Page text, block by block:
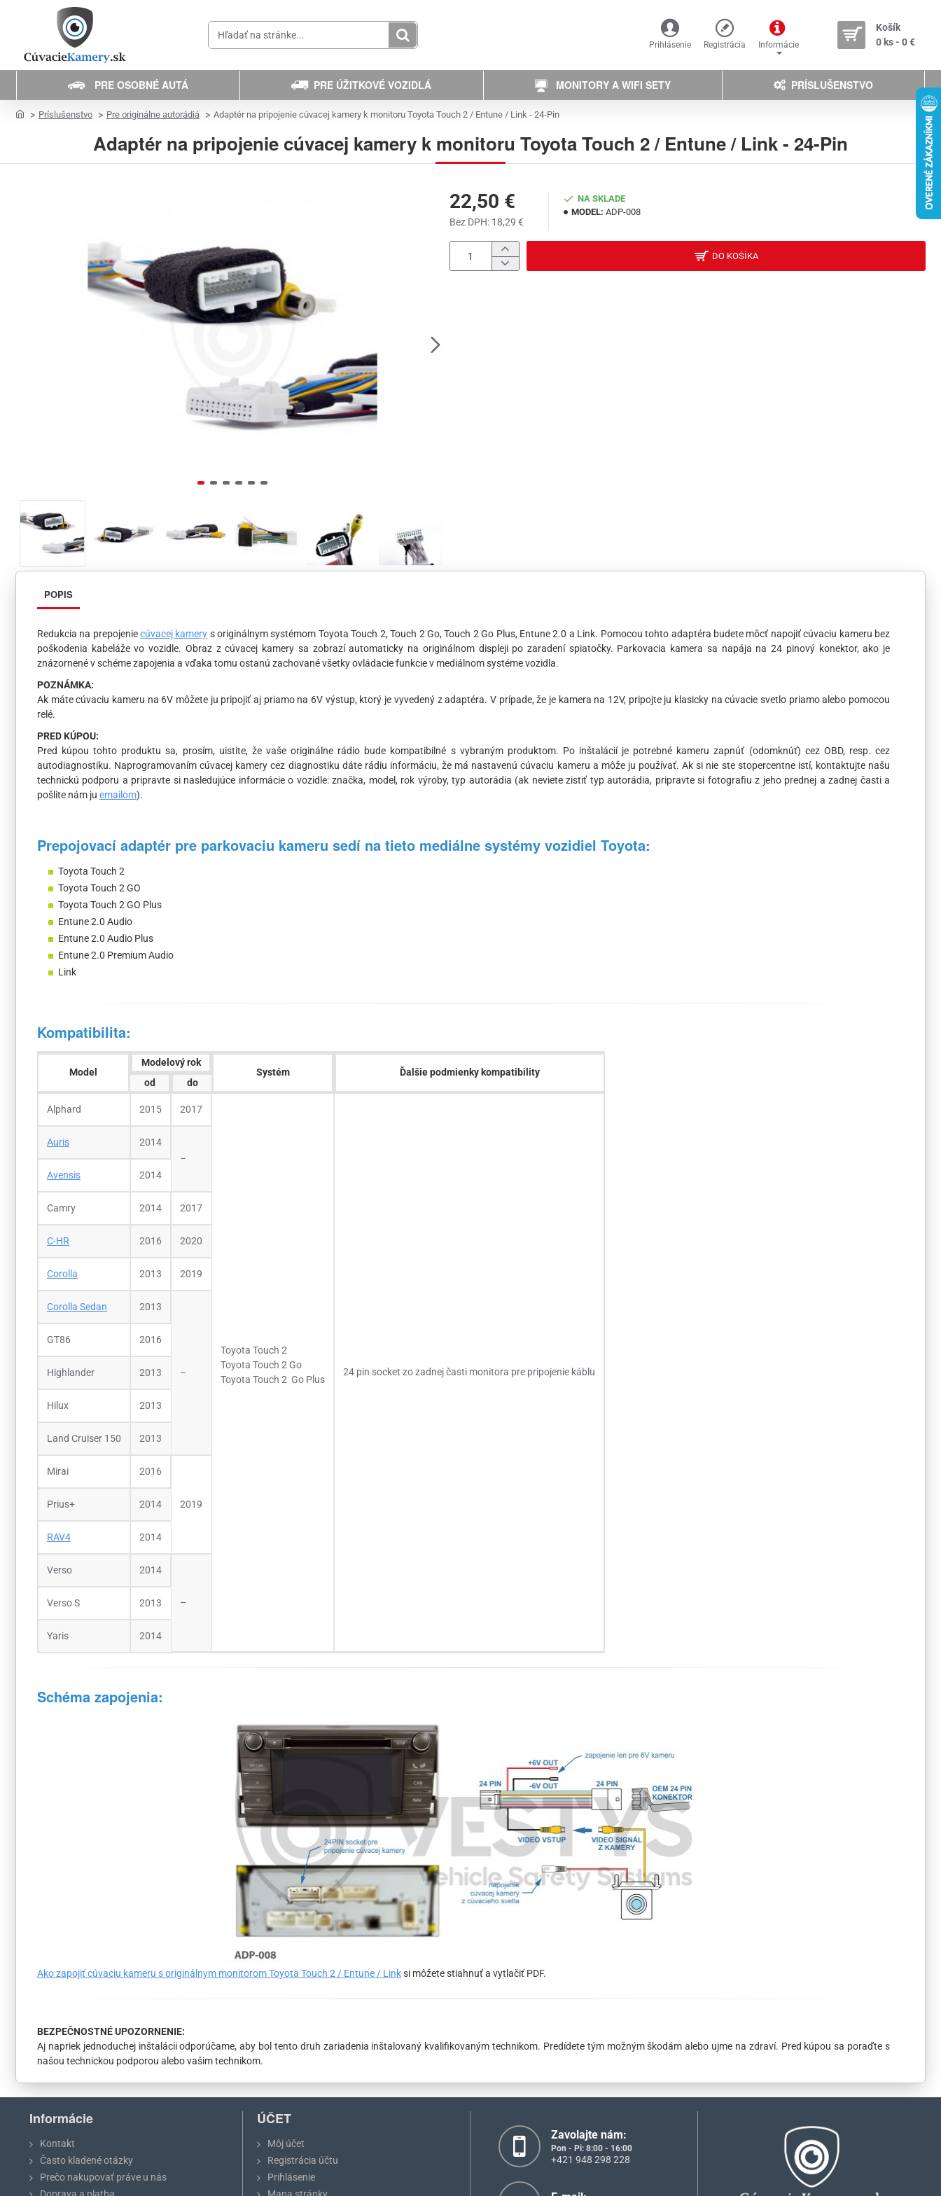
Hľadať
stránke...
Prihlásenie Registrácia Informácie
Košík
0 ks - 0 €
PRE OSOBNÉ AUTÁ PRE ÚŽITKOVÉ VOZIDLÁ MONITORY A WIFI SETY PRÍSLUŠENSTVO
Adaptér na pripojenie cúvacej kamery k monitoru Toyota Touch 2 / Entune / Link - 24-Pin
homePríslušenstvo Pre originálne autorádiá Adaptér na pripojenie cúvacej kamery k monitoru Toyota Touch 2 / Entune / Link - 24-Pin
22,50 €
Bez DPH: 18,29 €
NA SKLADE
MODEL: ADP-008
DO KOŠÍKA
POPIS
Redukcia na prepojeniecúvacej kamery s originálnym systémom Toyota Touch 2, Touch 2 Go, Touch 2 Go Plus, Entune 2.0 a Link. Pomocou tohto adaptéra budete môcť napojiť cúvaciu kameru bez
poškodenia kabeláže vo vozidle. Obraz z cúvacej kamery sa zobrazí automaticky na originálnom displeji po zaradení spiatočky. Parkovacia kamera sa napája na 24 pinový konektor, ako je
znázornené v schéme zapojenia a vďaka tomu ostanú zachované všetky ovládacie funkcie v mediálnom systéme vozidla.
POZNÁMKA:
Ak máte cúvaciu kameru na 6V môžete ju pripojiť aj priamo na 6V výstup, ktorý je vyvedený z adaptéra. V prípade, že je kamera na 12V, pripojte ju klasicky na cúvacie svetlo priamo alebo pomocou
relé.
PRED KÚPOU:
Pred kúpou tohto produktu sa, prosím, uistite, že vaše originálne rádio bude kompatibilné s vybraným produktom. Po inštalácií je potrebné kameru zapnúť (odomknúť) cez OBD, resp. cez
autodiagnostiku. Naprogramovaním cúvacej kamery cez diagnostiku dáte rádiu informáciu, že má nastavenú cúvaciu kameru a môže ju používať. Ak si nie ste stopercentne istí, kontaktujte našu
technickú podporu a pripravte si nasledujúce informácie o vozidle: značka, model, rok výroby, typ autorádia (ak neviete zistiť typ autorádia, pripravte si fotografiu z jeho prednej a zadnej časti a
pošlite nám ju emailom).
Prepojovací adaptér pre parkovaciu kameru sedí na tieto mediálne systémy vozidiel Toyota:
Toyota Touch 2
Toyota Touch 2 GO
Toyota Touch 2 GO Plus
Entune 2.0 Audio
Entune 2.0 Audio Plus
Entune 2.0 Premium Audio
Link
Kompatibilita:
Model
Modelový rok
Systém
Ďalšie podmienky kompatibility
od
do
Alphard 2015 2017
Toyota Touch 2
Toyota Touch 2 Go
Toyota Touch 2 Go Plus
24 pin socket zo zadnej časti monitora pre pripojenie káblu
Auris
2014
–
Avensis
2014
Camry 2014 2017
C-HR 2016 2020
Corolla 2013 2019
Corolla Sedan 2013
–
GT86 2016
Highlander 2013
Hilux 2013
Land Cruiser 150 2013
Mirai 2016
2019
Prius+ 2014
RAV4 2014
Verso 2014
–
Verso S 2013
Yaris 2014
Schéma zapojenia:
Ako zapojiť cúvaciu kameru s originálnym monitorom Toyota Touch 2 / Entune / Linksi môžete stiahnuť a vytlačiť PDF.
BEZPEČNOSTNÉ UPOZORNENIE:
Aj napriek jednoduchej inštalácii odporúčame, aby bol tento druh zariadenia inštalovaný kvalifikovaným technikom. Predídete tým možným škodám alebo ujme na zdraví. Pred kúpou sa poraďte s
našou technickou podporou alebo vašim technikom.
Informácie
Kontakt
Často kladené otázky
Prečo nakupovať práve u nás
ÚČET
Môj účet
Registrácia účtu
Prihlásenie
Zavolajte nám:
Pon - Pi: 8:00 - 16:00
+421 948 298 228